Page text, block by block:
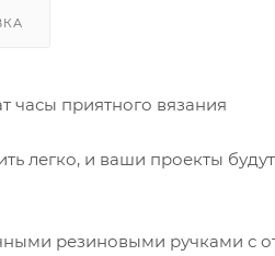
приятного вязания
легко, и ваши проекты
резиновыми ручками с